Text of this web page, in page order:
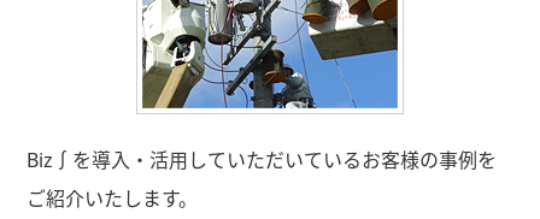
Biz∫を導入・活用していただいているお客様の事例を
ご紹介いたします。